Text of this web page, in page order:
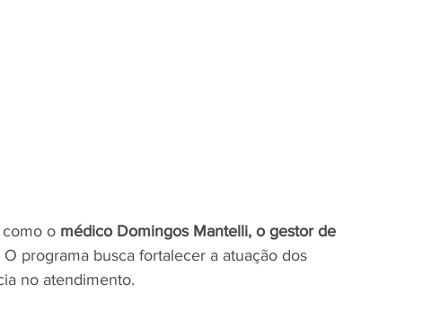
o médico Domingos Mantelli, o gestor de
O programa busca fortalecer a atuação dos
no atendimento.